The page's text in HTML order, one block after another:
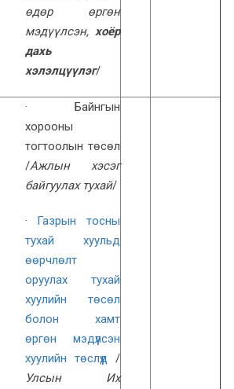
өдөр өргөн
мэдүүлсэн, хоёр
дахь
хэлэлцүүлэг/
· Байнгын
хорооны
тогтоолын төсөл
/Ажлын хэсэг
байгуулах тухай/
· Газрын тосны
тухай хуульд
өөрчлөлт
оруулах тухай
хуулийн төсөл
болон хамт
өргөн мэдүүлсэн
хуулийн төслүүд /
Улсын Их